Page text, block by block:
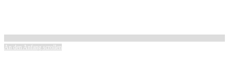
An den Anfang scrollen